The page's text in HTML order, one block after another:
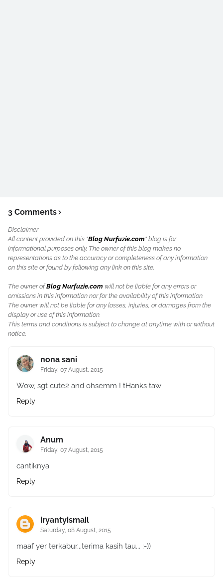
3 Comments
Disclaimer
All content provided on this "Blog Nurfuzie.com" blog is for
informational purposes only. The owner of this blog makes no
representations as to the accuracy or completeness of any information
on this site or found by following any link on this site.
The owner ofBlog Nurfuzie.com will not be liable for any errors or
omissions in this information nor for the availability of this information.
The owner will not be liable for any losses, injuries, or damages from the
display or use of this information.
This terms and conditions is subject to change at anytime with or without
notice.
nona sani
Friday, 07 August, 2015
Wow, sgt cute2 and ohsemm ! tHanks taw
Reply
Anum
Friday, 07 August, 2015
cantiknya
Reply
iryantyismail
Saturday, 08 August, 2015
maaf yer terkabur...terima kasih tau... :-))
Reply